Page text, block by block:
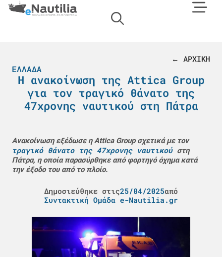
← ΑΡΧΙΚΗ
ΕΛΛΆΔΑ
Η ανακοίνωση της Attica Group
για τον τραγικό θάνατο της
47χρονης ναυτικού στη Πάτρα
Ανακοίνωση εξέδωσε η Attica Group σχετικά με τον
τραγικό θάνατο της 47χρονης ναυτικού στη
Πάτρα, η οποία παρασύρθηκε από φορτηγό όχημα κατά
την έξοδο του από το πλοίο.
Δημοσιεύθηκε στις25/04/2025από
Συντακτική Ομάδα e-Nautilia.gr